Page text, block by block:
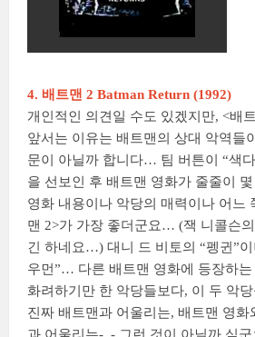
4. 배트맨 2 Batman Return (1992)
개인적인 의견일 수도 있겠지만, <배
앞서는 이유는 배트맨의 상대 악역들
문이 아닐까 합니다… 팀 버튼이 “색
을 선보인 후 배트맨 영화가 줄줄이
영화 내용이나 악당의 매력이나 어느
맨 2>가 가장 좋더군요… (잭 니콜슨
긴 하네요…) 대니 드 비토의 “펭귄”
우먼”… 다른 배트맨 영화에 등장하는
화려하기만 한 악당들보다, 이 두 악당
진짜 배트맨과 어울리는, 배트맨 영화